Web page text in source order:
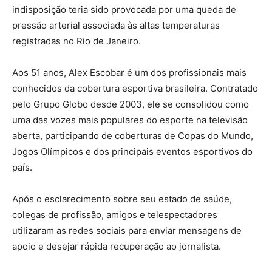
indisposição teria sido provocada por uma queda de
pressão arterial associada às altas temperaturas
registradas no Rio de Janeiro.
Aos 51 anos, Alex Escobar é um dos profissionais mais
conhecidos da cobertura esportiva brasileira. Contratado
pelo Grupo Globo desde 2003, ele se consolidou como
uma das vozes mais populares do esporte na televisão
aberta, participando de coberturas de Copas do Mundo,
Jogos Olímpicos e dos principais eventos esportivos do
país.
Após o esclarecimento sobre seu estado de saúde,
colegas de profissão, amigos e telespectadores
utilizaram as redes sociais para enviar mensagens de
apoio e desejar rápida recuperação ao jornalista.